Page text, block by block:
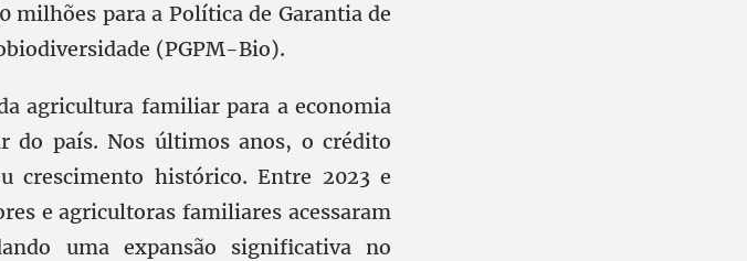
milhões para a Política de Garantia de
(PGPM-Bio).
agricultura familiar para a economia
do país. Nos últimos anos, o crédito
crescimento histórico. Entre 2023 e
e agricultoras familiares acessaram
uma expansão significativa no